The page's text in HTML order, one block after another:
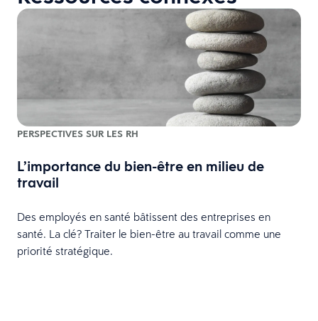
PERSPECTIVES SUR LES RH
L’importance du bien-être en milieu de
travail
Des employés en santé bâtissent des entreprises en
santé. La clé? Traiter le bien-être au travail comme une
priorité stratégique.